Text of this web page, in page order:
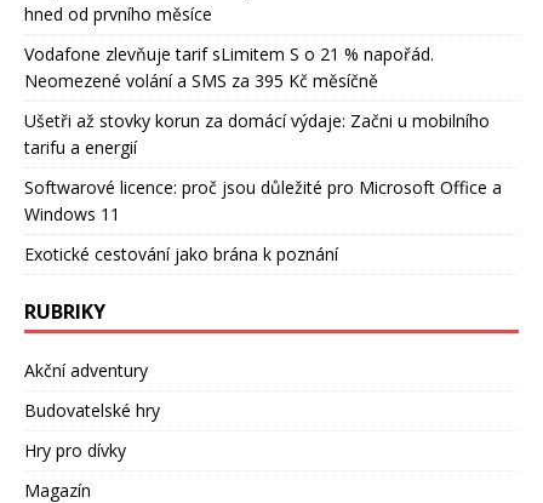
hned od prvního měsíce
Vodafone zlevňuje tarif sLimitem S o 21 % napořád.
Neomezené volání a SMS za 395 Kč měsíčně
Ušetři až stovky korun za domácí výdaje: Začni u mobilního
tarifu a energií
Softwarové licence: proč jsou důležité pro Microsoft Office a
Windows 11
Exotické cestování jako brána k poznání
RUBRIKY
Akční adventury
Budovatelské hry
Hry pro dívky
Magazín